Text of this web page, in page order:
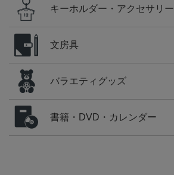
キーホルダー・アクセサリー
文房具
バラエティグッズ
書籍・DVD・カレンダー